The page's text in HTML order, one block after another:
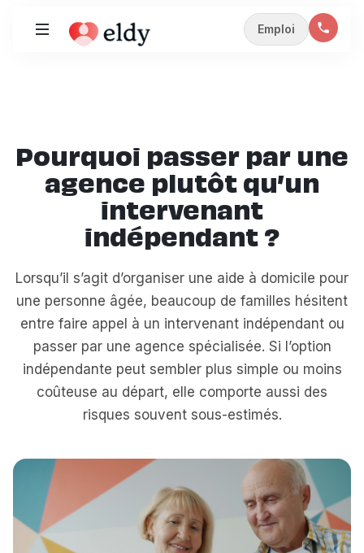
Emploi
Pourquoi passer par une
agence plutôt qu’un
intervenant
indépendant ?
Lorsqu’il s’agit d’organiser une aide à domicile pour
une personne âgée, beaucoup de familles hésitent
entre faire appel à un intervenant indépendant ou
passer par une agence spécialisée. Si l’option
indépendante peut sembler plus simple ou moins
coûteuse au départ, elle comporte aussi des
risques souvent sous-estimés.